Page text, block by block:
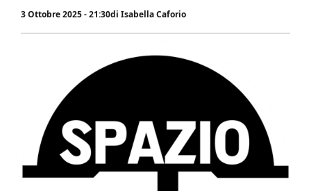
3 Ottobre 2025 - 21:30di Isabella Caforio